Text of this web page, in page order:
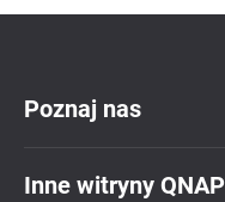
Poznaj nas
Inne witryny QNAP